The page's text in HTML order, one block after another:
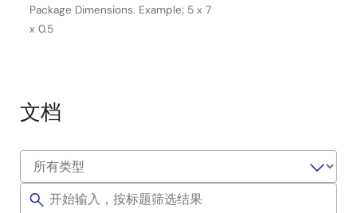
Package Dimensions. Example: 5 x 7
x 0.5
文档